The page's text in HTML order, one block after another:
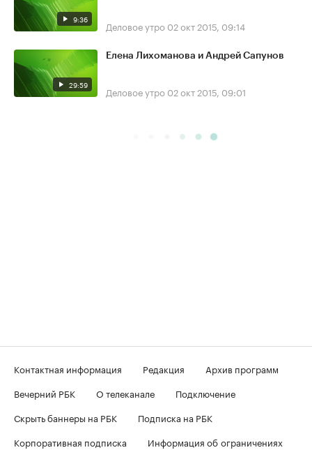
9:36 Деловое утро 02 окт 2015, 09:14
29:59
Елена Лихоманова и Андрей Сапунов
Деловое утро 02 окт 2015, 09:01
Контактная информация Редакция
Архив программ
Вечерний РБК
О телеканале
Подключение
Скрыть баннеры на РБК
Подписка на РБК
Корпоративная подписка
Информация об ограничениях